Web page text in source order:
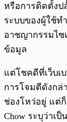
หรือการติดตั้งป
ระบบของผู้ใช้ท
อาชญากรรมไซ
ข้อมูล
แต่โชคดีที่เว็บเ
การโจมตีดังกล่
ช่องโหว่อยู่ แต่
Chow ระบุว่าเ